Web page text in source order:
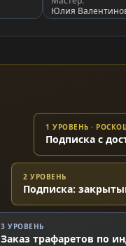
Юлия
1 УРОВЕНЬ ·
Подписка с
2 УРОВЕНЬ
Подписка:
3 УРОВЕНЬ
Заказ трафаретов по